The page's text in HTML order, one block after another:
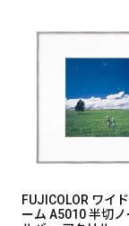
FUJICOLOR ワイ
ーム A5010 半切